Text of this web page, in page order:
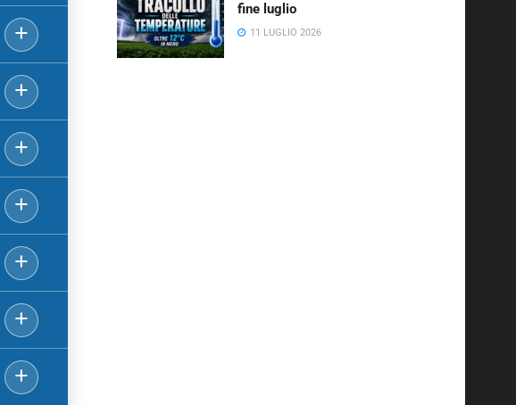
+
+
+
+
+
+
+
fine luglio
11 LUGLIO 2026